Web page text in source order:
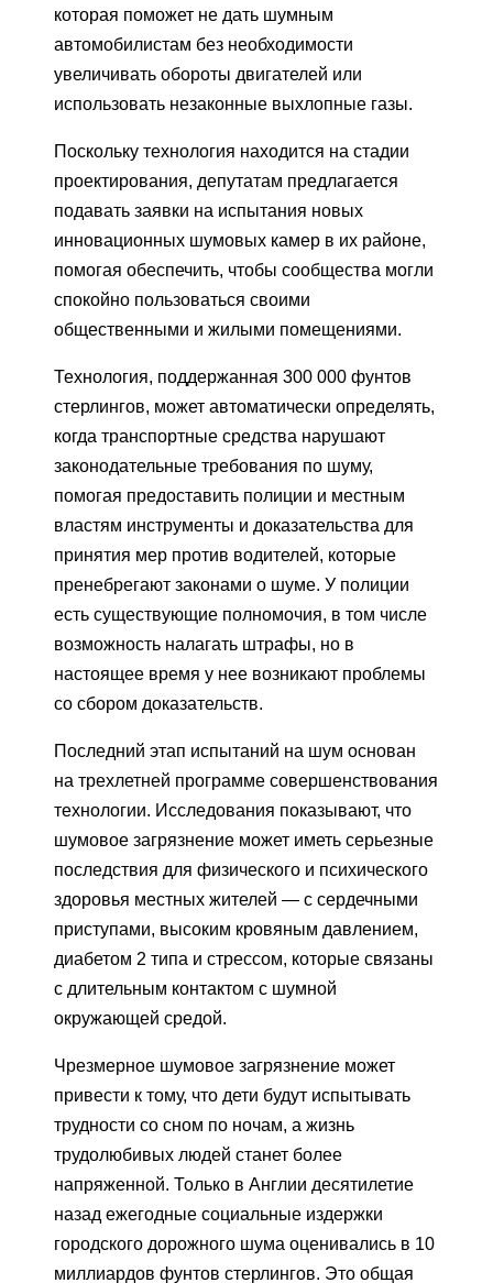
которая поможет не дать шумным
автомобилистам без необходимости
увеличивать обороты двигателей или
использовать незаконные выхлопные газы.
Поскольку технология находится на стадии
проектирования, депутатам предлагается
подавать заявки на испытания новых
инновационных шумовых камер в их районе,
помогая обеспечить, чтобы сообщества могли
спокойно пользоваться своими
общественными и жилыми помещениями.
Технология, поддержанная 300 000 фунтов
стерлингов, может автоматически определять,
когда транспортные средства нарушают
законодательные требования по шуму,
помогая предоставить полиции и местным
властям инструменты и доказательства для
принятия мер против водителей, которые
пренебрегают законами о шуме. У полиции
есть существующие полномочия, в том числе
возможность налагать штрафы, но в
настоящее время у нее возникают проблемы
со сбором доказательств.
Последний этап испытаний на шум основан
на трехлетней программе совершенствования
технологии. Исследования показывают, что
шумовое загрязнение может иметь серьезные
последствия для физического и психического
здоровья местных жителей — с сердечными
приступами, высоким кровяным давлением,
диабетом 2 типа и стрессом, которые связаны
с длительным контактом с шумной
окружающей средой.
Чрезмерное шумовое загрязнение может
привести к тому, что дети будут испытывать
трудности со сном по ночам, а жизнь
трудолюбивых людей станет более
напряженной. Только в Англии десятилетие
назад ежегодные социальные издержки
городского дорожного шума оценивались в 10
миллиардов фунтов стерлингов. Это общая